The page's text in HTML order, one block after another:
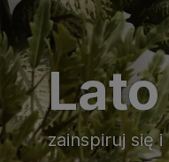
zainspiruj się